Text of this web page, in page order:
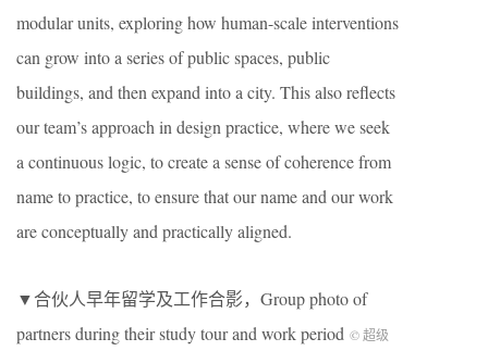
modular units, exploring how human-scale interventions
can grow into a series of public spaces, public
buildings, and then expand into a city. This also reflects
our team’s approach in design practice, where we seek
a continuous logic, to create a sense of coherence from
name to practice, to ensure that our name and our work
are conceptually and practically aligned.
▼合伙人早年留学及工作合影，Group photo of
partners during their study tour and work period © 超级